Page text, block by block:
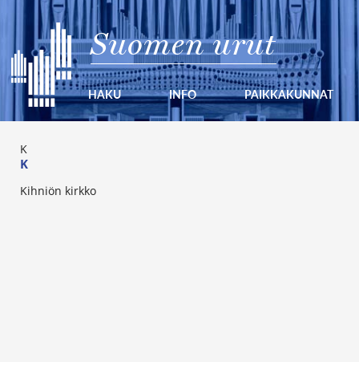
Suomen urut
HAKU INFO PAIKKAKUNNAT
K
K
Kihniön kirkko